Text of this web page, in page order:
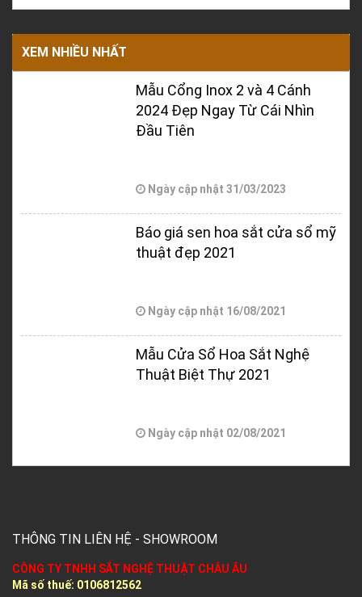
XEM NHIỀU NHẤT
Mẫu Cổng Inox 2 và 4 Cánh
2024 Đẹp Ngay Từ Cái Nhìn
Đầu Tiên
Ngày cập nhật 31/03/2023
Báo giá sen hoa sắt cửa sổ mỹ
thuật đẹp 2021
Ngày cập nhật 16/08/2021
Mẫu Cửa Sổ Hoa Sắt Nghệ
Thuật Biệt Thự 2021
Ngày cập nhật 02/08/2021
THÔNG TIN LIÊN HỆ - SHOWROOM
CÔNG TY TNHH SẮT NGHỆ THUẬT CHÂU ÂU
Mã số thuế: 0106812562